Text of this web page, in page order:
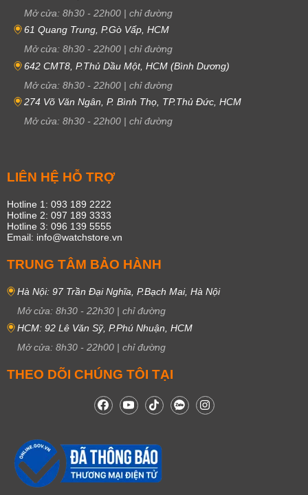
Mở cửa: 8h30 - 22h00 | chỉ đường
61 Quang Trung, P.Gò Vấp, HCM
Mở cửa: 8h30 - 22h00 | chỉ đường
642 CMT8, P.Thủ Dầu Một, HCM (Bình Dương)
Mở cửa: 8h30 - 22h00 | chỉ đường
274 Võ Văn Ngân, P. Bình Thọ, TP.Thủ Đức, HCM
Mở cửa: 8h30 - 22h00 | chỉ đường
LIÊN HỆ HỖ TRỢ
Hotline 1: 093 189 2222
Hotline 2: 097 189 3333
Hotline 3: 096 139 5555
Email: info@watchstore.vn
TRUNG TÂM BẢO HÀNH
Hà Nội: 97 Trần Đại Nghĩa, P.Bạch Mai, Hà Nội
Mở cửa: 8h30 - 22h30 | chỉ đường
HCM: 92 Lê Văn Sỹ, P.Phú Nhuận, HCM
Mở cửa: 8h30 - 22h00 | chỉ đường
THEO DÕI CHÚNG TÔI TẠI